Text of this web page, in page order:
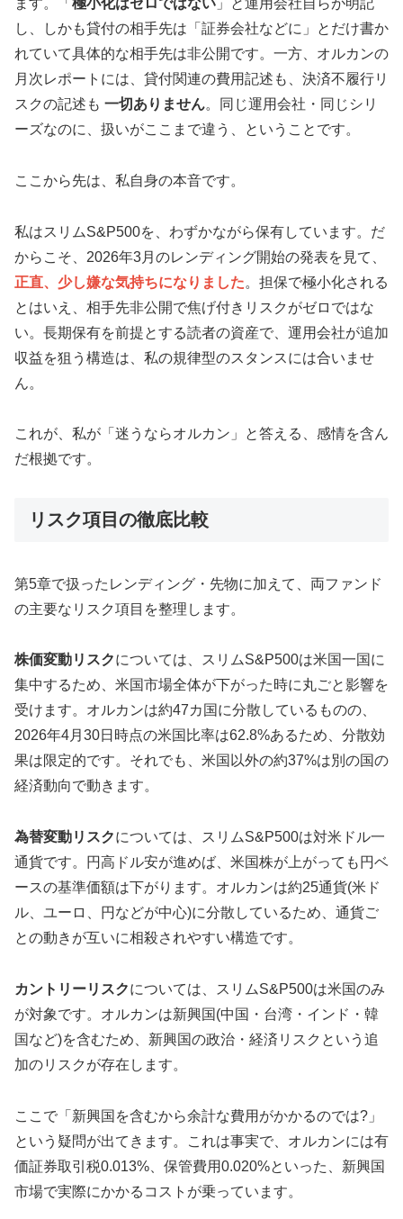
ます。「 極小化はゼロではない 」と運用会社自らが明記
し、しかも貸付の相手先は「証券会社などに」とだけ書か
れていて具体的な相手先は非公開です。一方、オルカンの
月次レポートには、貸付関連の費用記述も、決済不履行リ
スクの記述も 一切ありません。同じ運用会社・同じシリ
ーズなのに、扱いがここまで違う、ということです。
ここから先は、私自身の本音です。
私はスリムS&P500を、わずかながら保有しています。だ
からこそ、2026年3月のレンディング開始の発表を見て、
正直、少し嫌な気持ちになりました。担保で極小化される
とはいえ、相手先非公開で焦げ付きリスクがゼロではな
い。長期保有を前提とする読者の資産で、運用会社が追加
収益を狙う構造は、私の規律型のスタンスには合いませ
ん。
これが、私が「迷うならオルカン」と答える、感情を含ん
だ根拠です。
リスク項目の徹底比較
第5章で扱ったレンディング・先物に加えて、両ファンド
の主要なリスク項目を整理します。
株価変動リスクについては、スリムS&P500は米国一国に
集中するため、米国市場全体が下がった時に丸ごと影響を
受けます。オルカンは約47カ国に分散しているものの、
2026年4月30日時点の米国比率は62.8%あるため、分散効
果は限定的です。それでも、米国以外の約37%は別の国の
経済動向で動きます。
為替変動リスクについては、スリムS&P500は対米ドル一
通貨です。円高ドル安が進めば、米国株が上がっても円ベ
ースの基準価額は下がります。オルカンは約25通貨(米ド
ル、ユーロ、円などが中心)に分散しているため、通貨ご
との動きが互いに相殺されやすい構造です。
カントリーリスクについては、スリムS&P500は米国のみ
が対象です。オルカンは新興国(中国・台湾・インド・韓
国など)を含むため、新興国の政治・経済リスクという追
加のリスクが存在します。
ここで「新興国を含むから余計な費用がかかるのでは?」
という疑問が出てきます。これは事実で、オルカンには有
価証券取引税0.013%、保管費用0.020%といった、新興国
市場で実際にかかるコストが乗っています。